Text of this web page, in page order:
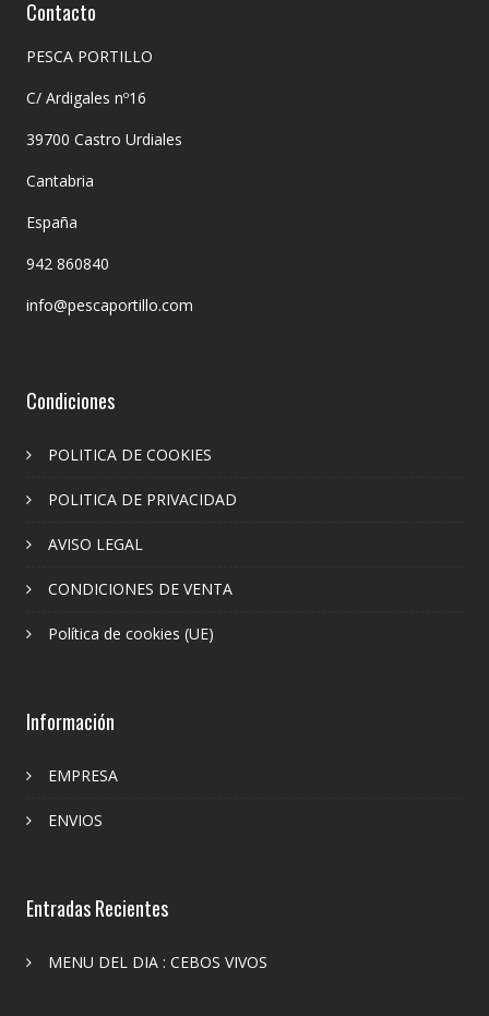
Contacto
PESCA PORTILLO
C/ Ardigales nº16
39700 Castro Urdiales
Cantabria
España
942 860840
info@pescaportillo.com
Condiciones
POLITICA DE COOKIES
POLITICA DE PRIVACIDAD
AVISO LEGAL
CONDICIONES DE VENTA
Política de cookies (UE)
Información
EMPRESA
ENVIOS
Entradas Recientes
MENU DEL DIA : CEBOS VIVOS